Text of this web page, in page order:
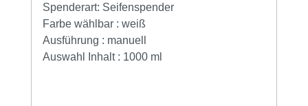
perfekt geeignet für mittelgroße Restaurants,
Büros und Gewerberäume. Dank seiner
manuellen Push-Technologie benötigt dieser
Flüssigseifenspender keinen Stromanschluss
Spenderart: Seifenspender
Farbe wählbar : weiß
Ausführung : manuell
Auswahl Inhalt : 1000 ml